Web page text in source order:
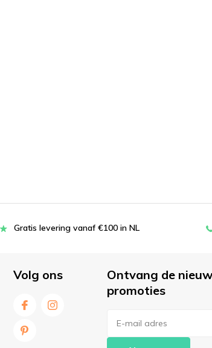
Gratis levering vanaf €100 in NL
Volg ons
Ontvang de
promoties